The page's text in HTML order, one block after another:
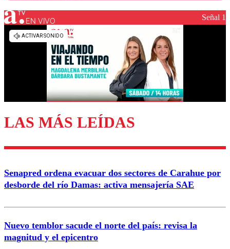
Los comentarios son moderados para garantizar un
diálogo respetuoso.
Enviar comentario
EN VIVO Señal 1
LAS MÁS LEÍDAS
Senapred ordena evacuar dos sectores de Carahue por
desborde del río Damas: activa mensajería SAE
Nuevo temblor sacude el norte del país: revisa la
magnitud y el epicentro